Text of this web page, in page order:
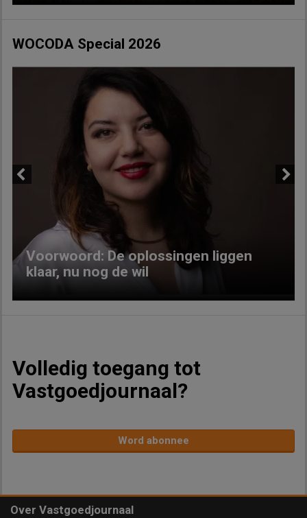
WOCODA Special 2026
Voorwoord: De oplossingen liggen
klaar, nu nog de wil
Volledig toegang tot
Vastgoedjournaal?
Word abonnee
Over Vastgoedjournaal